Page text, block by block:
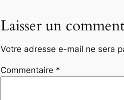
Laisser un
Votre adresse e-mail ne sera
Commentaire *